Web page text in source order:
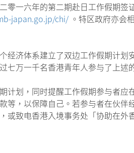
零一六年的第二期赴日工作假期
japan.go.jp/chi/ 。特区政府亦会
经济体系建立了双边工作假期计
七万一千名香港青年人参与了上述
计划，同时提醒工作假期参与者
等，以保障自己。若参与者在伙
或致电香港入境事务处「协助在外